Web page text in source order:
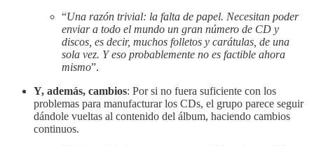
“Una razón trivial: la falta de papel. Necesitan poder
enviar a todo el mundo un gran número de CD y
discos, es decir, muchos folletos y carátulas, de una
sola vez. Y eso probablemente no es factible ahora
mismo”.
Y, además, cambios: Por si no fuera suficiente con los
problemas para manufacturar los CDs, el grupo parece seguir
dándole vueltas al contenido del álbum, haciendo cambios
continuos.